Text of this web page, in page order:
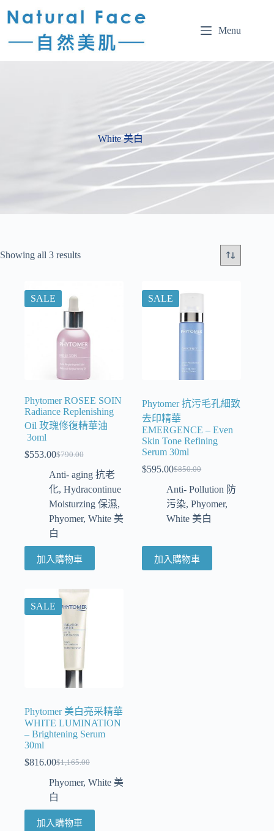
Menu
White 美白
Showing all 3 results
SALE
Phytomer ROSEE SOIN
Radiance Replenishing
Oil 玫瑰修復精華油
3oml
$790.00
$553.00
Anti- aging 抗老
化, Hydracontinue
Moisturzing 保濕,
Phyomer, White 美
白
加入購物車
SALE
Phytomer 抗污毛孔細致
去印精華
EMERGENCE – Even
Skin Tone Refining
Serum 30ml
$850.00
$595.00
Anti- Pollution 防
污染,Phyomer,
White 美白
加入購物車
SALE
Phytomer 美白亮采精華
WHITE LUMINATION
– Brightening Serum
30ml
$1,165.00
$816.00
Phyomer, White 美
白
加入購物車